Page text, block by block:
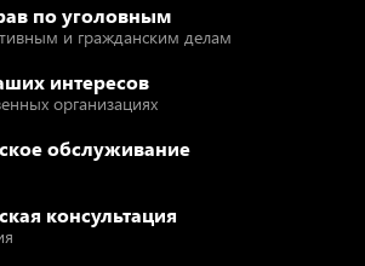
по уголовным
и гражданским делам
интересов
организациях
обслуживание
консультация